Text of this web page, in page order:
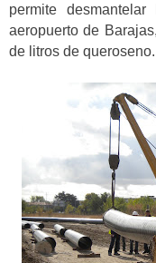
permite
aeropuerto de
de litros de queroseno.